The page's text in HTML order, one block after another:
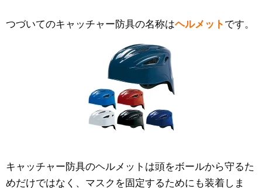
つづいてのキャッチャー防具の名称はヘルメット です。
キャッチャー防具のヘルメットは頭をボールから守るた
めだけではなく、マスクを固定するためにも装着しま